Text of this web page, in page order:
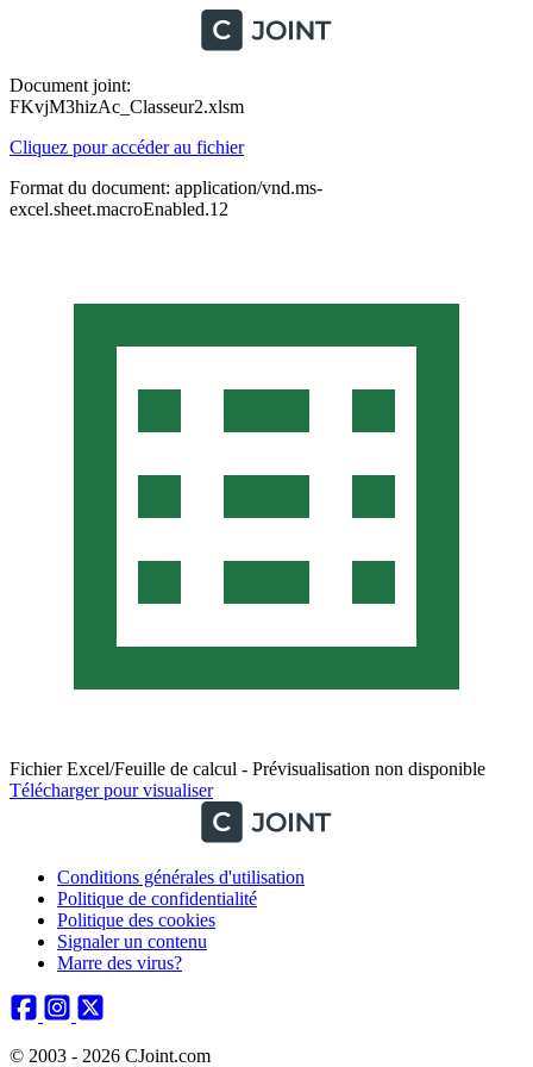
Document joint:
FKvjM3hizAc_Classeur2.xlsm
Cliquez pour accéder au fichier
Format du document: application/vnd.ms-
excel.sheet.macroEnabled.12
Fichier Excel/Feuille de calcul - Prévisualisation non disponible
Télécharger pour visualiser
Conditions générales d'utilisation
Politique de confidentialité
Politique des cookies
Signaler un contenu
Marre des virus?
© 2003 - 2026 CJoint.com